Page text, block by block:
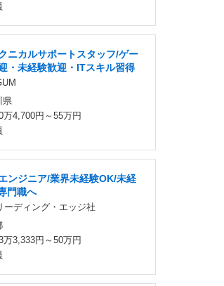
ニカルサポートスタッフ/ゲー
・未経験歓迎・ITスキル習得
県
万4,700円～55万円
ンジニア/業界未経験OK/未経
門職へ
ーディング・エッジ社
万3,333円～50万円